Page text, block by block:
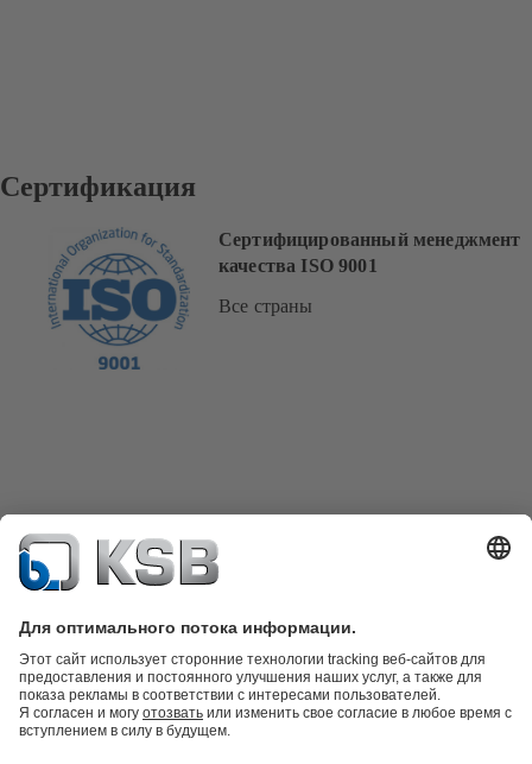
Сертификация
Сертифицированный менеджмент
качества ISO 9001
Все страны